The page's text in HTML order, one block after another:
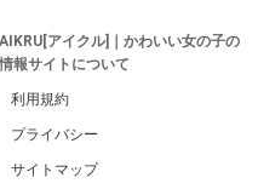
AIKRU[アイクル]｜かわいい女の子の
情報サイトについて
利用規約
プライバシー
サイトマップ